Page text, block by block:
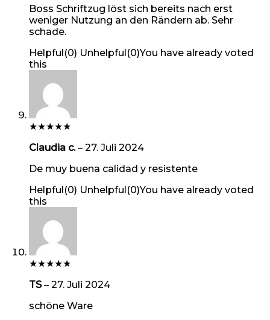
Boss Schriftzug löst sich bereits nach erst
weniger Nutzung an den Rändern ab. Sehr
schade.
Helpful(0) Unhelpful(0)You have already voted
this
★★★★★
Claudia c.– 27. Juli 2024
De muy buena calidad y resistente
Helpful(0) Unhelpful(0)You have already voted
this
★★★★★
TS– 27. Juli 2024
schöne Ware